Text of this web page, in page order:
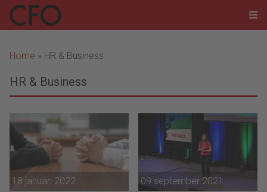
Home » HR & Business
HR & Business
18 januari 2022 09 september 2021